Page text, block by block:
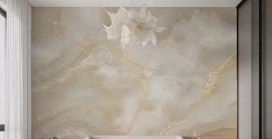
Materiais disponíveis
Standard
.00 27 /m²
.00